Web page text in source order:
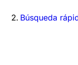
Búsqueda